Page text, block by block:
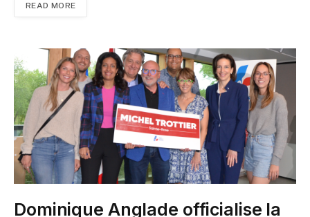
READ MORE
Dominique Anglade officialise la